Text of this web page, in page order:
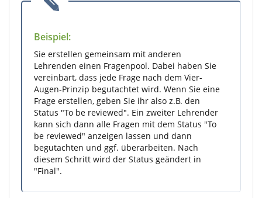
Beispiel:
Sie erstellen gemeinsam mit anderen
Lehrenden einen Fragenpool. Dabei haben Sie
vereinbart, dass jede Frage nach dem Vier-
Augen-Prinzip begutachtet wird. Wenn Sie eine
Frage erstellen, geben Sie ihr also z.B. den
Status "To be reviewed". Ein zweiter Lehrender
kann sich dann alle Fragen mit dem Status "To
be reviewed" anzeigen lassen und dann
begutachten und ggf. überarbeiten. Nach
diesem Schritt wird der Status geändert in
"Final".